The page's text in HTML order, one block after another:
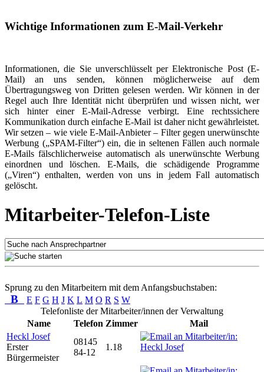
Wichtige Informationen zum E-Mail-Verkehr
Informationen, die Sie unverschlüsselt per Elektronische Post (E-
Mail) an uns senden, können möglicherweise auf dem
Übertragungsweg von Dritten gelesen werden. Wir können in der
Regel auch Ihre Identität nicht überprüfen und wissen nicht, wer
sich hinter einer E-Mail-Adresse verbirgt. Eine rechtssichere
Kommunikation durch einfache E-Mail ist daher nicht gewährleistet.
Wir setzen – wie viele E-Mail-Anbieter – Filter gegen unerwünschte
Werbung („SPAM-Filter“) ein, die in seltenen Fällen auch normale
E-Mails fälschlicherweise automatisch als unerwünschte Werbung
einordnen und löschen. E-Mails, die schädigende Programme
(„Viren“) enthalten, werden von uns in jedem Fall automatisch
gelöscht.
Mitarbeiter-Telefon-Liste
Sprung zu den Mitarbeitern mit dem Anfangsbuchstaben:
B E F G H J K L M O R S W
Telefonliste der Mitarbeiter/innen der Verwaltung
Name
Telefon Zimmer
Mail
Heckl Josef
Erster
Bürgermeister
08145
84-12
1.18